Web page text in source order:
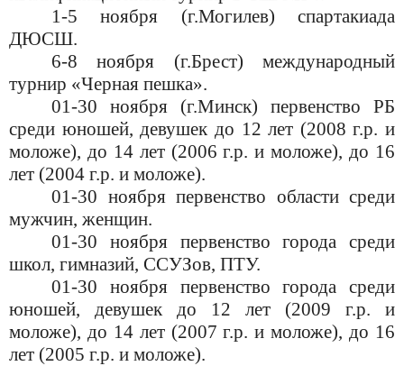
1-5 ноября (г.Могилев) спартакиада
ДЮСШ.
6-8 ноября (г.Брест) международный
турнир «Черная пешка».
01-30 ноября (г.Минск) первенство РБ
среди юношей, девушек до 12 лет (2008 г.р. и
моложе), до 14 лет (2006 г.р. и моложе), до 16
лет (2004 г.р. и моложе).
01-30 ноября первенство области среди
мужчин, женщин.
01-30 ноября первенствогорода среди
школ, гимназий, ССУЗов, ПТУ.
01-30 ноября первенство города среди
юношей, девушек до 12 лет (2009 г.р. и
моложе), до 14 лет (2007 г.р. и моложе), до 16
лет (2005 г.р. и моложе).